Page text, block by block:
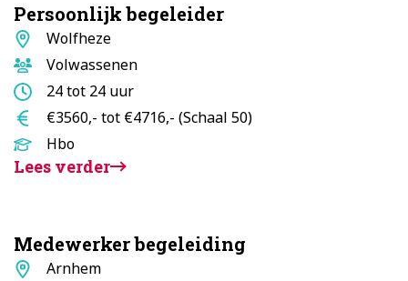
Persoonlijk begeleider
Standplaats
Wolfheze
Doelgroep
Volwassenen
Aantal
uur
24 tot 24 uur
Salaris€3560,- tot €4716,- (Schaal 50)
Opleidingsniveau
Hbo
Lees verder
Medewerker begeleiding
Standplaats
Arnhem